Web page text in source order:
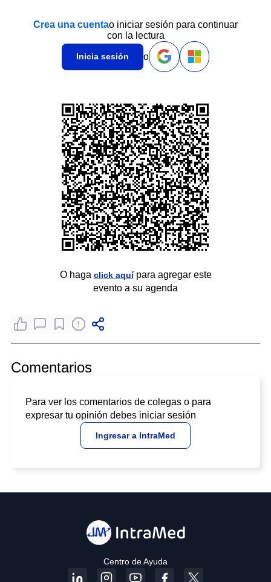
Crea una cuentao iniciar sesión para continuar
con la lectura
Inicia sesión o
O haga click aquípara agregar este
evento a su agenda
Comentarios
Para ver los comentarios de colegas o para
expresar tu opinión debes iniciar sesión
Ingresar a IntraMed
Centro de Ayuda